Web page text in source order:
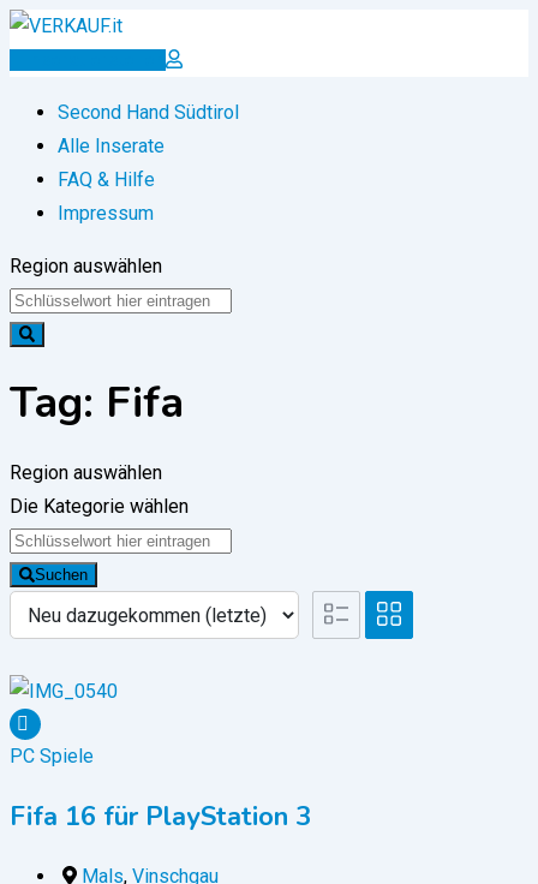
Zum
Inserat erstellen
Second Hand Südtirol
Alle Inserate
FAQ & Hilfe
Impressum
Region auswählen
Tag: Fifa
Region auswählen
Die Kategorie wählen
Suchen
PC Spiele
Fifa 16 für PlayStation 3
Mals, Vinschgau